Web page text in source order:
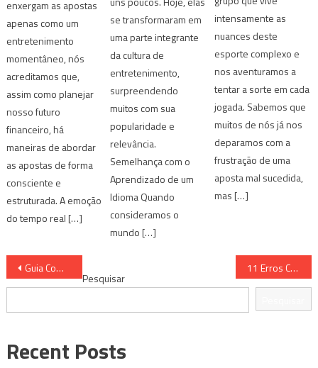
enxergam as apostas
apenas como um
entretenimento
momentâneo, nós
acreditamos que,
assim como planejar
nosso futuro
financeiro, há
maneiras de abordar
as apostas de forma
consciente e
estruturada. A emoção
do tempo real […]
se transformaram em
uma parte integrante
da cultura de
entretenimento,
surpreendendo
muitos com sua
popularidade e
relevância.
Semelhança com o
Aprendizado de um
Idioma Quando
consideramos o
mundo […]
intensamente as
nuances deste
esporte complexo e
nos aventuramos a
tentar a sorte em cada
jogada. Sabemos que
muitos de nós já nos
deparamos com a
frustração de uma
aposta mal sucedida,
mas […]
Navegação
de
artigos
Guia Completo sobre Apostas Desportivas para Iniciantes 11 Erros Comuns em Apostas Desportivas e Como Evitá-los
Pesquisar
Recent Posts